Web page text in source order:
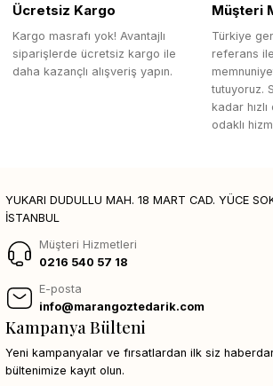
Ücretsiz Kargo
Kargo masrafı yok! Avantajlı
siparişlerde ücretsiz kargo ile
daha kazançlı alışveriş yapın.
Müşteri
Türkiye
referans
tutuyoruz.
kadar
odaklı
YUKARI DUDULLU MAH. 18 MART CAD. YÜCE
İSTANBUL
Müşteri Hizmetleri
0216 540 57 18
E-posta
info@marangoztedarik.com
Kampanya Bülteni
Yeni kampanyalar ve fırsatlardan ilk siz
bültenimize kayıt olun.